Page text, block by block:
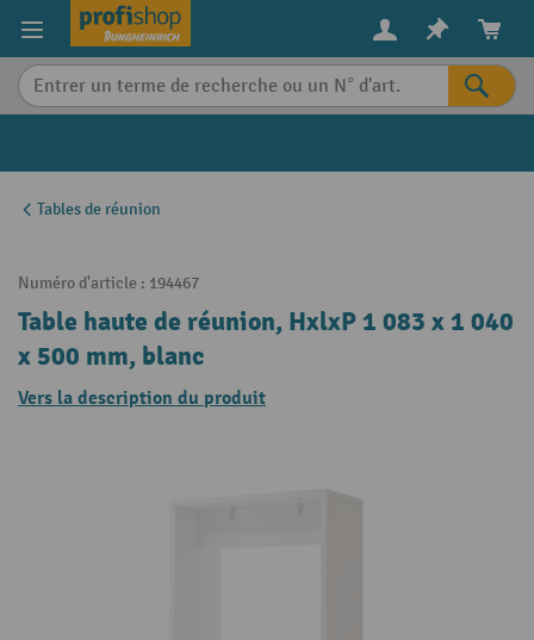
content
Tables de réunion
Numéro d'article : 194467
Table haute de réunion, HxlxP 1 083 x 1 040
x 500 mm, blanc
Vers la description du produit